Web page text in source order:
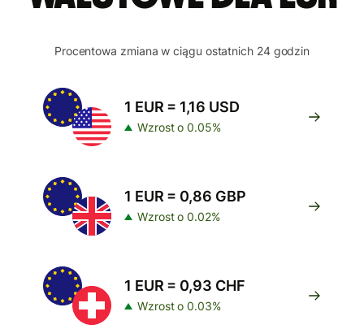
Procentowa zmiana w ciągu ostatnich 24 godzin
1 EUR = 1,16 USD
Wzrost o 0.05%
1 EUR = 0,86 GBP
Wzrost o 0.02%
1 EUR = 0,93 CHF
Wzrost o 0.03%